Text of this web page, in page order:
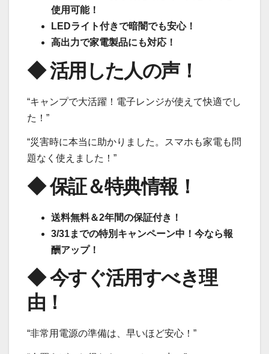
使用可能！
LEDライト付きで暗闇でも安心！
高出力で家電製品にも対応！
◆ 活用した人の声！
“キャンプで大活躍！電子レンジが使えて快適でし
た！”
“災害時に本当に助かりました。スマホも家電も問
題なく使えました！”
◆ 保証＆特典情報！
送料無料＆2年間の保証付き！
3/31までの特別キャンペーン中！今なら報
酬アップ！
◆ 今すぐ活用すべき理
由！
“非常用電源の準備は、早いほど安心！”